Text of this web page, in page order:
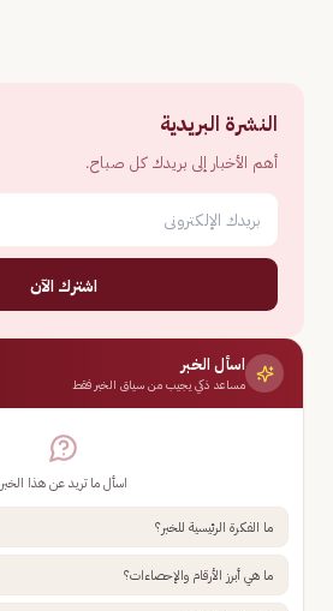
النشرة البريدية
أهم الأخبار إلى بريدك كل صباح.
اشترك الآن
اسأل الخبر
مساعد ذكي يجيب من سياق الخبر فقط
اسأل ما تريد عن هذا الخبر
ما الفكرة الرئيسية للخبر؟
ما هي أبرز الأرقام والإحصاءات؟